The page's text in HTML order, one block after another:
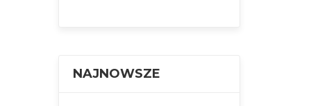
NAJNOWSZE